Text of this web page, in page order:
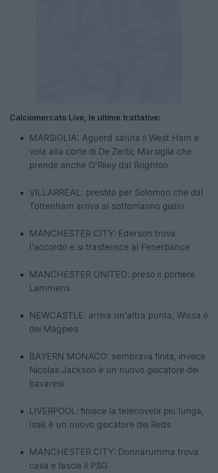
Calciomercato Live, le ultime trattative:
MARSIGLIA: Aguerd saluta il West Ham e
vola alla corte di De Zerbi; Marsiglia che
prende anche O'Riley dal Brighton
VILLARREAL: prestito per Solomon che dal
Tottenham arriva al sottomarino giallo
MANCHESTER CITY: Ederson trova
l'accordo e si trasferisce al Fenerbahce
MANCHESTER UNITED: preso il portiere
Lammens
NEWCASTLE: arriva un'altra punta, Wissa è
dei Magpies
BAYERN MONACO: sembrava finita, invece
Nicolas Jackson è un nuovo giocatore dei
bavaresi
LIVERPOOL: finisce la telenovela più lunga,
Isak è un nuovo giocatore dei Reds
MANCHESTER CITY: Donnarumma trova
casa e lascia il PSG